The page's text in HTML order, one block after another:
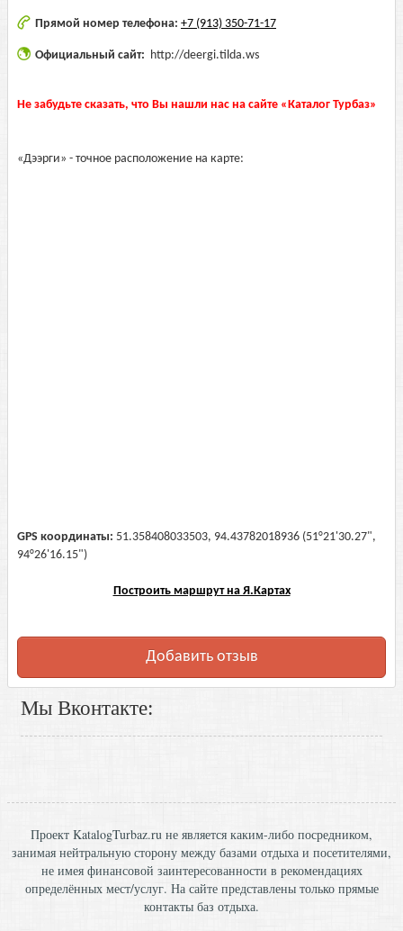
Прямой номер телефона: +7 (913) 350-71-17
Официальный сайт: http://deergi.tilda.ws
Не забудьте сказать, что Вы нашли нас на сайте «Каталог Турбаз»
«Дээрги» - точное расположение на карте:
GPS координаты: 51.358408033503, 94.43782018936 (51°21'30.27",
94°26'16.15")
Построить маршрут на Я.Картах
Добавить отзыв
Мы Вконтакте:
Проект KatalogTurbaz.ru не является каким-либо посредником,
занимая нейтральную сторону между базами отдыха и посетителями,
не имея финансовой заинтересованности в рекомендациях
определённых мест/услуг. На сайте представлены только прямые
контакты баз отдыха.